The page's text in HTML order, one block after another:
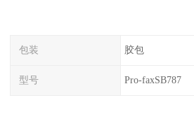
包装 胶包
型号 Pro-faxSB787